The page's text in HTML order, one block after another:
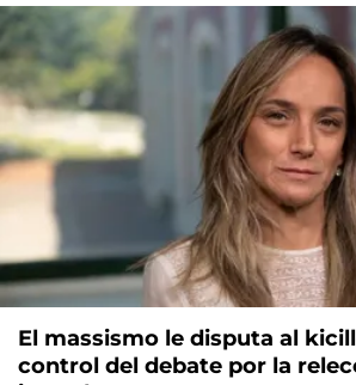
El massismo le disputa al
control del debate por la